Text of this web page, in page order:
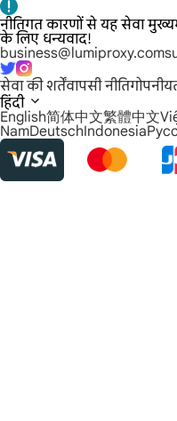
नीतिगत कारणों से यह सेवा
के लिए धन्यवाद!
business@lumiproxy.com
सेवा की शर्तेंवापसी नीति
हिंदी
English简体中文繁體中文
NamDeutschIndonesia